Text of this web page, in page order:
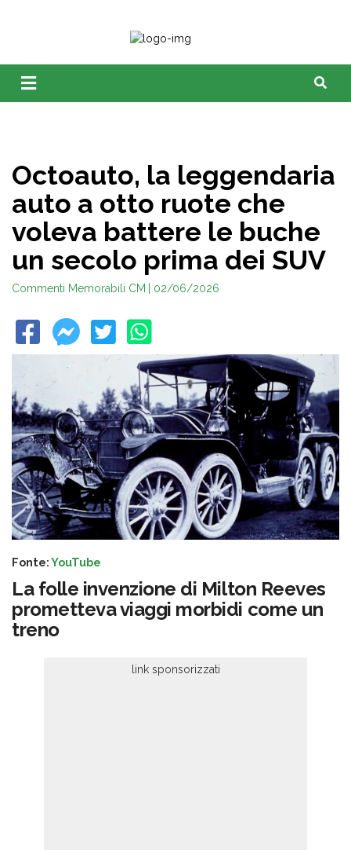
Octoauto, la leggendaria
auto a otto ruote che
voleva battere le buche
un secolo prima dei SUV
Commenti Memorabili CM | 02/06/2026
Fonte:YouTube
La folle invenzione di Milton Reeves
prometteva viaggi morbidi come un
treno